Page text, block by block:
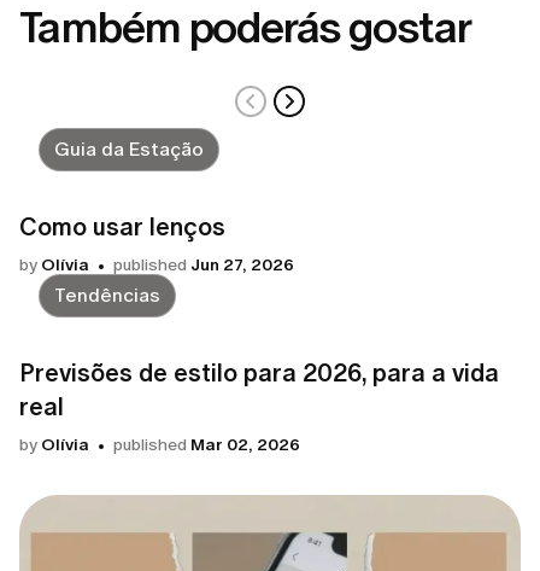
Também poderás gostar
Guia da Estação
Como usar lenços
by Olívia published Jun 27, 2026
Tendências
Previsões de estilo para 2026, para a vida
real
by Olívia published Mar 02, 2026